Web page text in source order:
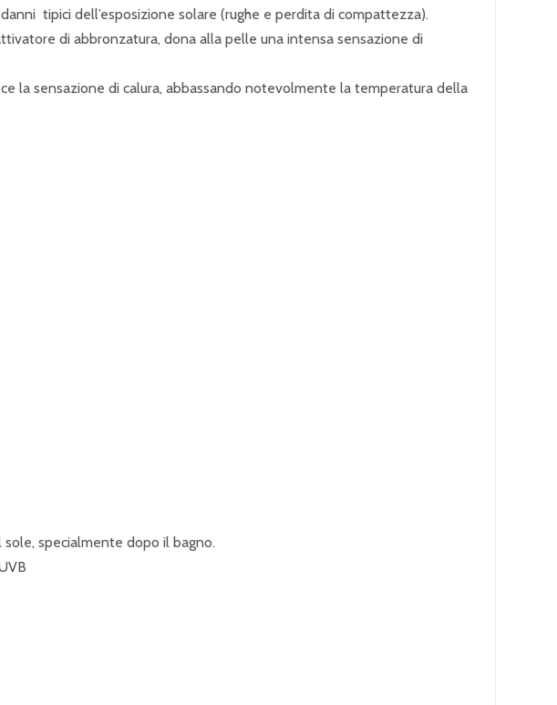
tipici dell’esposizione solare (rughe e perdita di compattezza).
di abbronzatura, dona alla pelle una intensa sensazione di
la sensazione di calura, abbassando notevolmente la temperatura della
specialmente dopo il bagno.